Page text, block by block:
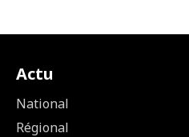
Actu
National
Régional